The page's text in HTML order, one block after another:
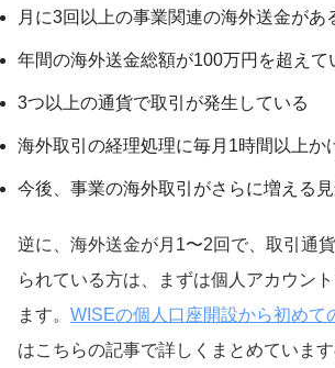
月に3回以上の事業関連の海外送金があ
年間の海外送金総額が100万円を超えて
3つ以上の通貨で取引が発生している
海外取引の経理処理に毎月1時間以上か
今後、事業の海外取引がさらに増える
逆に、海外送金が月1〜2回で、取引通
られている方は、まずは個人アカウン
ます。 WISEの個人口座開設から初めて
はこちらの記事で詳しくまとめていま